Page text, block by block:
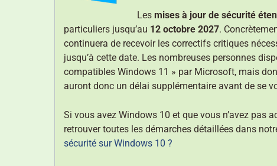
Les mises à jour de sécurité
particuliers jusqu’au 12 octobre 2027.
continuera de recevoir les correctifs critiques
jusqu’à cette date. Les nombreuses personnes
compatibles Windows 11 » par Microsoft, mais
auront donc un délai supplémentaire avant de se
Si vous avez Windows 10 et que vous n’avez pas
retrouver toutes les démarches détaillées dans
sécurité sur Windows 10 ?